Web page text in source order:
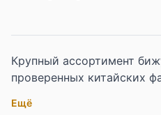
Крупный ассортимент
проверенных китайских
бижутерия и нагрудные
Ещё